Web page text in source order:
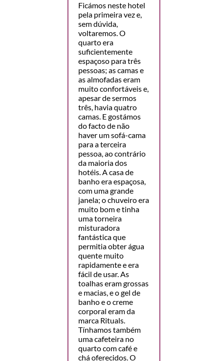
Ficámos neste hotel
pela primeira vez e,
sem dúvida,
voltaremos. O
quarto era
suficientemente
espaçoso para três
pessoas; as camas e
as almofadas eram
muito confortáveis e,
apesar de sermos
três, havia quatro
camas. E gostámos
do facto de não
haver um sofá-cama
para a terceira
pessoa, ao contrário
da maioria dos
hotéis. A casa de
banho era espaçosa,
com uma grande
janela; o chuveiro era
muito bom e tinha
uma torneira
misturadora
fantástica que
permitia obter água
quente muito
rapidamente e era
fácil de usar. As
toalhas eram grossas
e macias, e o gel de
banho e o creme
corporal eram da
marca Rituals.
Tínhamos também
uma cafeteira no
quarto com café e
chá oferecidos. O